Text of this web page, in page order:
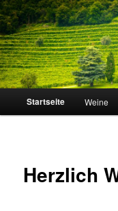
Peter
Clüsserath
Große Weine von
traditionsreichen
Weingütern
Zum
Startseite Weine
Herzlich